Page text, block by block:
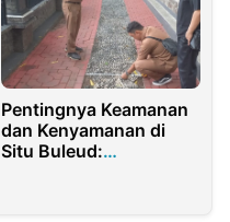
Pentingnya Keamanan
dan Kenyamanan di
Situ Buleud: